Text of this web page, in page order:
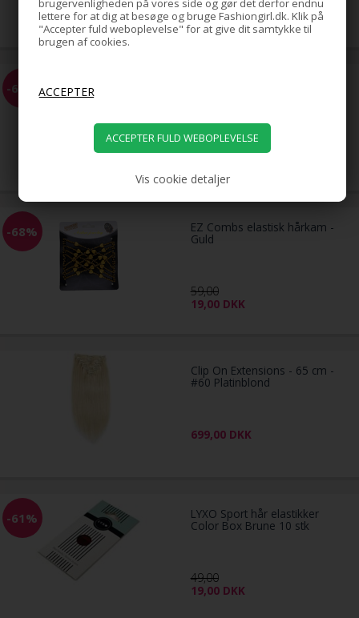
lettere for at dig at besøge og bruge Fashiongirl.dk. Klik på
"Accepter fuld weboplevelse" for at give dit samtykke til
brugen af cookies.
Vis cookie detaljer
59,00
19,00DKK
-68%
-68% EZ Combs elastisk hårkam -
Guld
59,00
19,00 DKK
Clip On Extensions - 65 cm -
#60 Platinblond
699,00 DKK
-61% LYXO Sport hår elastikker
Color Box Brune 10 stk
49,00
19,00 DKK